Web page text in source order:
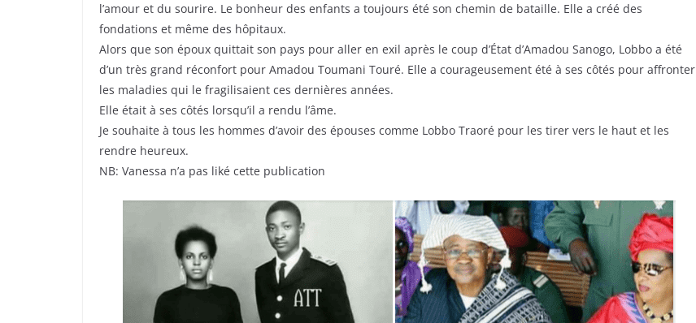
l’amour et du sourire. Le bonheur des enfants a toujours été son chemin de bataille. Elle a créé des
fondations et même des hôpitaux.
Alors que son époux quittait son pays pour aller en exil après le coup d’État d’Amadou Sanogo, Lobbo a été
d’un très grand réconfort pour Amadou Toumani Touré. Elle a courageusement été à ses côtés pour affronter
les maladies qui le fragilisaient ces dernières années.
Elle était à ses côtés lorsqu’il a rendu l’âme.
Je souhaite à tous les hommes d’avoir des épouses comme Lobbo Traoré pour les tirer vers le haut et les
rendre heureux.
NB: Vanessa n’a pas liké cette publication